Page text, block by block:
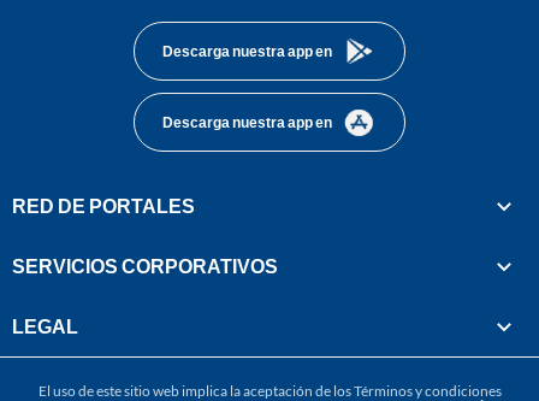
Descarga nuestra app en
Descarga nuestra app en
RED DE PORTALES
SERVICIOS CORPORATIVOS
LEGAL
El uso de este sitio web implica la aceptación de losTérminos y condiciones